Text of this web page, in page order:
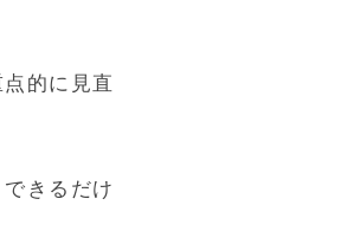
的に見直
きるだけ